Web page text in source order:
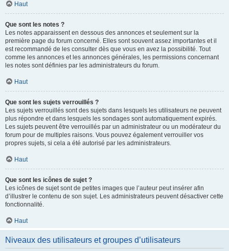
Haut
Que sont les notes ?
Les notes apparaissent en dessous des annonces et seulement sur la
première page du forum concerné. Elles sont souvent assez importantes et il
est recommandé de les consulter dès que vous en avez la possibilité. Tout
comme les annonces et les annonces générales, les permissions concernant
les notes sont définies par les administrateurs du forum.
Haut
Que sont les sujets verrouillés ?
Les sujets verrouillés sont des sujets dans lesquels les utilisateurs ne peuvent
plus répondre et dans lesquels les sondages sont automatiquement expirés.
Les sujets peuvent être verrouillés par un administrateur ou un modérateur du
forum pour de multiples raisons. Vous pouvez également verrouiller vos
propres sujets, si cela a été autorisé par les administrateurs.
Haut
Que sont les icônes de sujet ?
Les icônes de sujet sont de petites images que l’auteur peut insérer afin
d’illustrer le contenu de son sujet. Les administrateurs peuvent désactiver cette
fonctionnalité.
Haut
Niveaux des utilisateurs et groupes d’utilisateurs